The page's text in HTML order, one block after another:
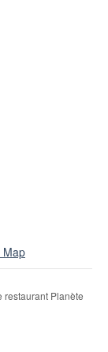
Map
restaurant Planète